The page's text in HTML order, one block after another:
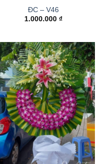
ĐC – V46
1.000.000 ₫